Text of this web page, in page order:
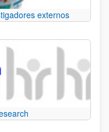
externos